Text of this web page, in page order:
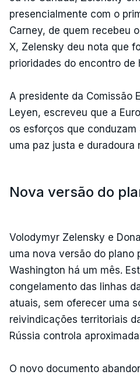
presencialmente com o
Carney, de quem recebeu
X, Zelensky deu nota que
prioridades do encontro de
A presidente da Comissão
Leyen, escreveu que a
os esforços que
uma paz justa e duradoura
Nova versão do
Volodymyr Zelensky e
uma nova versão do plano
Washington há um mês.
congelamento das linhas
atuais, sem oferecer uma
reivindicações territoriais
Rússia controla
O novo documento